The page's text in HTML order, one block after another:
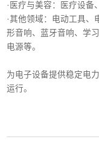
·医疗与美容‌：医疗设备
‌·其他领域‌：电动工具、
形音响、蓝牙音响、学
电源等。
为电子设备提供稳定电
运行。